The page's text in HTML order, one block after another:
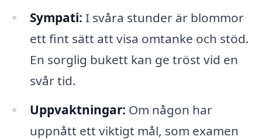
Sympati: I svåra stunder är blommor
ett fint sätt att visa omtanke och stöd.
En sorglig bukett kan ge tröst vid en
svår tid.
Uppvaktningar: Om någon har
uppnått ett viktigt mål, som examen